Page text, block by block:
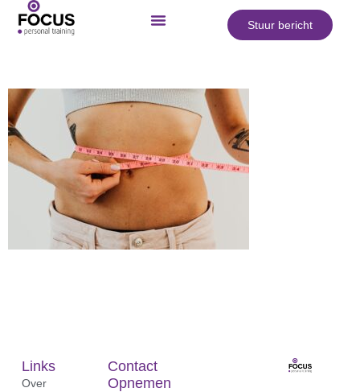
Stuur bericht
Links
Over
Contact
Opnemen